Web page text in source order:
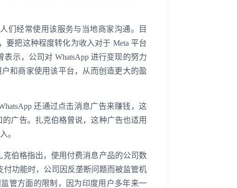
们经常使用该服务与当地商家沟通。目
要把这种程度转化为收入对于 Meta 平台
表示，公司对 WhatsApp 进行变现的努力
和商家使用该平台，从而创造更大的盈
还通过点击消息广告来赚钱，这
的广告。扎克伯格曾说，这种广告也适用
。
伯格指出，使用付费消息产品的公司数
付功能时，公司因反垄断问题而被监管机
管方面的限制，因为印度用户多年来一
服务条款
提交
时通讯云
客服云